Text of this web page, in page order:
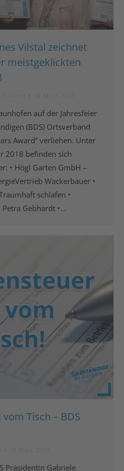
Vilstal zeichnet
meistgeklickten
auf der Jahresfeier
(BDS) Ortsverband
Award“ verliehen. Unter
2018 befinden sich
• Högl Garten GmbH –
Wackerbauer •
schlafen •
Petra Gebhardt •…
Tisch – BDS
Präsidentin Gabriele